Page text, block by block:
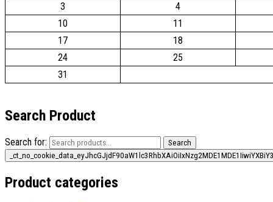
3
4
10
11
17
18
24
25
31
Search Product
Search for: Search
Product categories